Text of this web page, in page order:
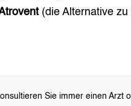
(die Alternative zu
Sie immer einen Arzt